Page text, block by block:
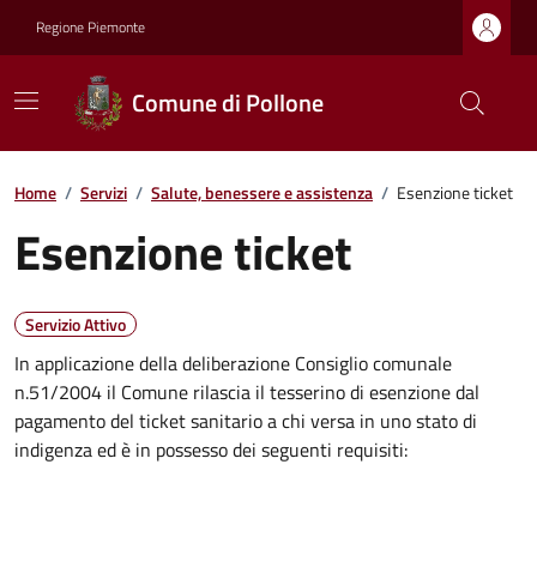
Regione Piemonte
Comune di Pollone
Home / Servizi / Salute, benessere e assistenza / Esenzione ticket
Esenzione ticket
Servizio Attivo
In applicazione della deliberazione Consiglio comunale
n.51/2004 il Comune rilascia il tesserino di esenzione dal
pagamento del ticket sanitario a chi versa in uno stato di
indigenza ed è in possesso dei seguenti requisiti: